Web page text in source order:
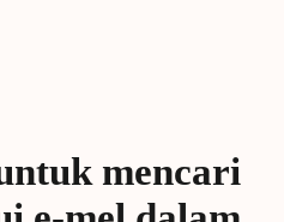
mencari